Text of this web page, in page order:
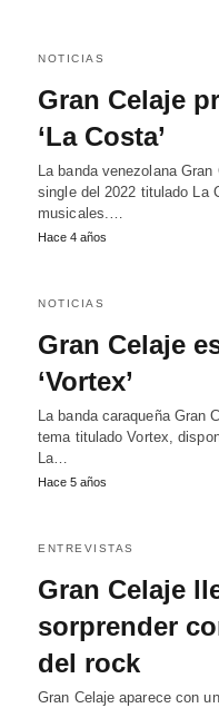
NOTICIAS
Gran Celaje
‘La Costa’
La banda venezolana
single del 2022 titulado La
musicales.…
Hace 4 años
NOTICIAS
Gran Celaje
‘Vortex’
La banda caraqueña Gran
tema titulado Vortex,
La…
Hace 5 años
ENTREVISTAS
Gran Celaje
sorprender
del rock
Gran Celaje aparece con